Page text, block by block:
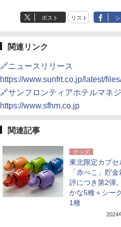
ポスト リスト
関連リンク
🔗ニュースリリース
https://www.sunfrt.co.jp/latest/
🔗サンフロンティアホテルマネ
https://www.sfhm.co.jp
関連記事
グッズ
東北限定カプセ
「赤べこ」貯
評につき第2弾
かな5種＋シー
1種
2024